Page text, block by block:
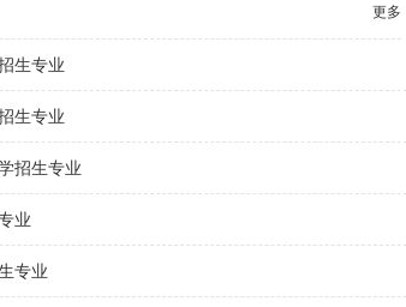
更多
生专业
生专业
招生专业
业
专业